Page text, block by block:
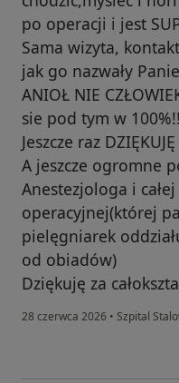
po operacji i jest
Sama wizyta,
jak go nazwały
ANIOŁ NIE
sie pod tym w 100%!!
Jeszcze raz
A jeszcze ogromne
Anestezjologa i
operacyjnej(której
pielęgniarek
od obiadów)
Dziękuję za
28 czerwca 2026 • Szpital